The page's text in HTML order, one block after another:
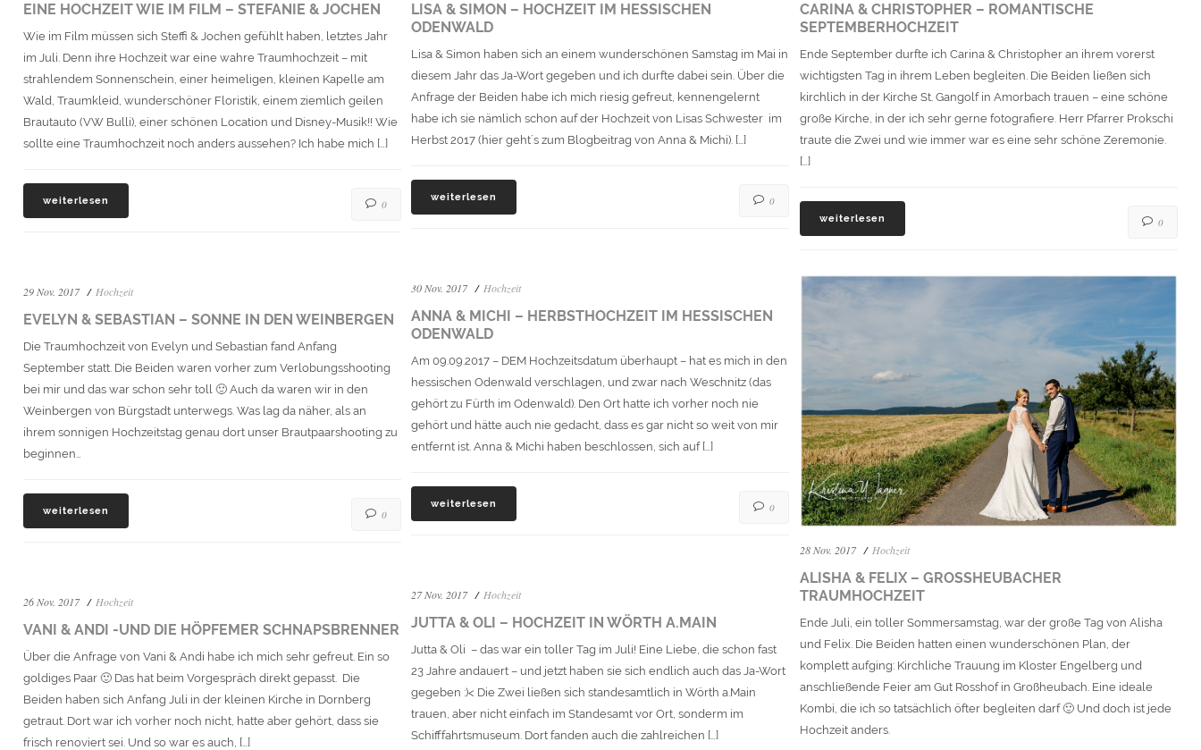
EINE HOCHZEIT WIE IM FILM – STEFANIE & JOCHEN
Wie im Film müssen sich Steffi & Jochen gefühlt haben, letztes Jahr
im Juli. Denn ihre Hochzeit war eine wahre Traumhochzeit – mit
strahlendem Sonnenschein, einer heimeligen, kleinen Kapelle am
Wald, Traumkleid, wunderschöner Floristik, einem ziemlich geilen
Brautauto (VW Bulli), einer schönen Location und Disney-Musik!! Wie
sollte eine Traumhochzeit noch anders aussehen? Ich habe mich […]
weiterlesen 0
LISA & SIMON – HOCHZEIT IM HESSISCHEN
ODENWALD
Lisa & Simon haben sich an einem wunderschönen Samstag im Mai in
diesem Jahr das Ja-Wort gegeben und ich durfte dabei sein. Über die
Anfrage der Beiden habe ich mich riesig gefreut, kennengelernt
habe ich sie nämlich schon auf der Hochzeit von Lisas Schwester im
Herbst 2017 (hier geht´s zum Blogbeitrag von Anna & Michi). […]
weiterlesen 0
CARINA & CHRISTOPHER – ROMANTISCHE
SEPTEMBERHOCHZEIT
Ende September durfte ich Carina & Christopher an ihrem vorerst
wichtigsten Tag in ihrem Leben begleiten. Die Beiden ließen sich
kirchlich in der Kirche St. Gangolf in Amorbach trauen – eine schöne
große Kirche, in der ich sehr gerne fotografiere. Herr Pfarrer Prokschi
traute die Zwei und wie immer war es eine sehr schöne Zeremonie.
[…]
weiterlesen 0
30 Nov. 2017 Hochzeit
ANNA & MICHI – HERBSTHOCHZEIT IM HESSISCHEN
ODENWALD
Am 09.09.2017 – DEM Hochzeitsdatum überhaupt – hat es mich in den
hessischen Odenwald verschlagen, und zwar nach Weschnitz (das
gehört zu Fürth im Odenwald). Den Ort hatte ich vorher noch nie
gehört und hätte auch nie gedacht, dass es gar nicht so weit von mir
entfernt ist. Anna & Michi haben beschlossen, sich auf […]
weiterlesen 0
29 Nov. 2017 Hochzeit
EVELYN & SEBASTIAN – SONNE IN DEN WEINBERGEN
Die Traumhochzeit von Evelyn und Sebastian fand Anfang
September statt. Die Beiden waren vorher zum Verlobungsshooting
bei mir und das war schon sehr toll 🙂 Auch da waren wir in den
Weinbergen von Bürgstadt unterwegs. Was lag da näher, als an
ihrem sonnigen Hochzeitstag genau dort unser Brautpaarshooting zu
beginnen…
weiterlesen 0
28 Nov. 2017 Hochzeit
ALISHA & FELIX – GROSSHEUBACHER T
RAUMHOCHZEIT
Ende Juli, ein toller Sommersamstag, war der große Tag von Alisha
und Felix. Die Beiden hatten einen wunderschönen Plan, der
komplett aufging: Kirchliche Trauung im Kloster Engelberg und
anschließende Feier am Gut Rosshof in Großheubach. Eine ideale
Kombi, die ich so tatsächlich öfter begleiten darf 🙂 Und doch ist jede
Hochzeit anders.
27 Nov. 2017 Hochzeit
JUTTA & OLI – HOCHZEIT IN WÖRTH A.MAIN
Jutta & Oli – das war ein toller Tag im Juli! Eine Liebe, die schon fast
23 Jahre andauert – und jetzt haben sie sich endlich auch das Ja-Wort
gegeben :)< Die Zwei ließen sich standesamtlich in Wörth a.Main
trauen, aber nicht einfach im Standesamt vor Ort, sonderm im
Schifffahrtsmuseum. Dort fanden auch die zahlreichen […]
26 Nov. 2017 Hochzeit
VANI & ANDI -UND DIE HÖPFEMER SCHNAPSBRENNER
Über die Anfrage von Vani & Andi habe ich mich sehr gefreut. Ein so
goldiges Paar 🙂 Das hat beim Vorgespräch direkt gepasst. Die
Beiden haben sich Anfang Juli in der kleinen Kirche in Dornberg
getraut. Dort war ich vorher noch nicht, hatte aber gehört, dass sie
frisch renoviert sei. Und so war es auch, […]